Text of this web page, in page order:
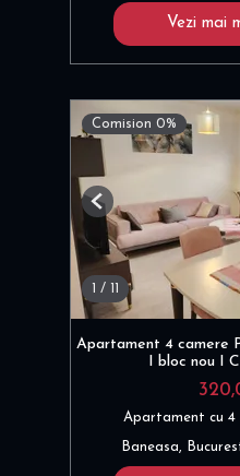
Vezi mai
Comision 0%
1 / 11
Previous
Apartament 4 camere
I bloc nou I
Apartament cu 4
Baneasa,